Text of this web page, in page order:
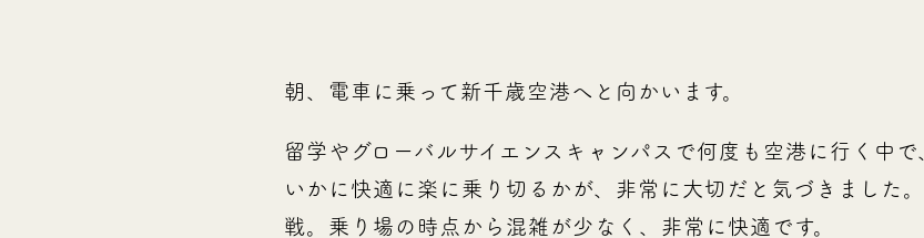
朝、電車に乗って新千歳空港へと向かいます。
留学やグローバルサイエンスキャンパスで何度も空港に行く中で
いかに快適に楽に乗り切るかが、非常に大切だと気づきました
戦。乗り場の時点から混雑が少なく、非常に快適です。